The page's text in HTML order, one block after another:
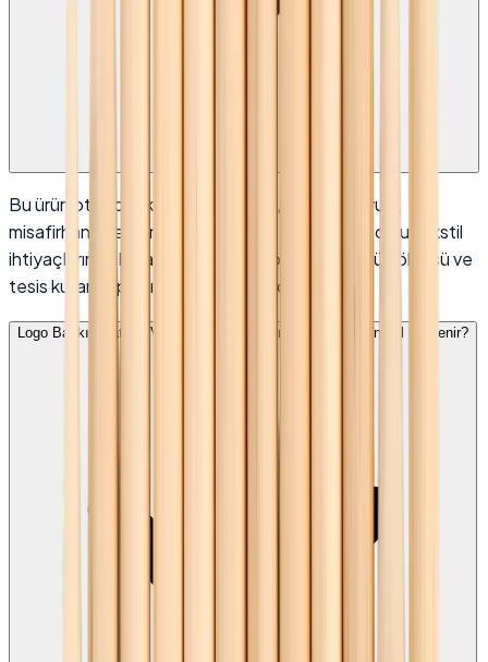
Bu ürün otel, butik otel, apart otel, pansiyon, yurt,
misafirhane ve benzeri konaklama tesislerinin toplu tekstil
ihtiyaçlarında kullanılabilir. Sipariş öncesinde ürün ölçüsü ve
tesis kullanım planı kontrol edilmelidir.
Logo Baskılı Naturel Vernikli Kurşun Kalem toptan fiyatı nasıl belirlenir?